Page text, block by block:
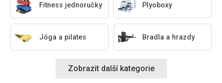
Fitness jednoručky Plyoboxy
Jóga a pilates Bradla a hrazdy
Zobrazit další kategorie